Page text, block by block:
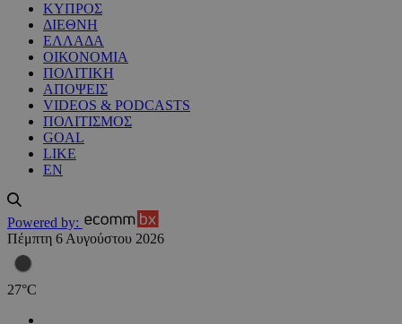
ΚΥΠΡΟΣ
ΔΙΕΘΝΗ
ΕΛΛΑΔΑ
ΟΙΚΟΝΟΜΙΑ
ΠΟΛΙΤΙΚΗ
ΑΠΟΨΕΙΣ
VIDEOS & PODCASTS
ΠΟΛΙΤΙΣΜΟΣ
GOAL
LIKE
EN
Powered by:
Πέμπτη 6 Αυγούστου 2026
27°C